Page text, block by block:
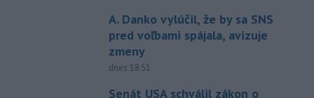
A. Danko vylúčil, že by sa SNS
pred voľbami spájala, avizuje
zmeny
dnes 18:51
Senát USA schválil zákon o